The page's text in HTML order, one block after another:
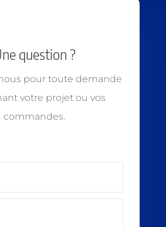
question ?
pour toute demande
votre projet ou vos
commandes.